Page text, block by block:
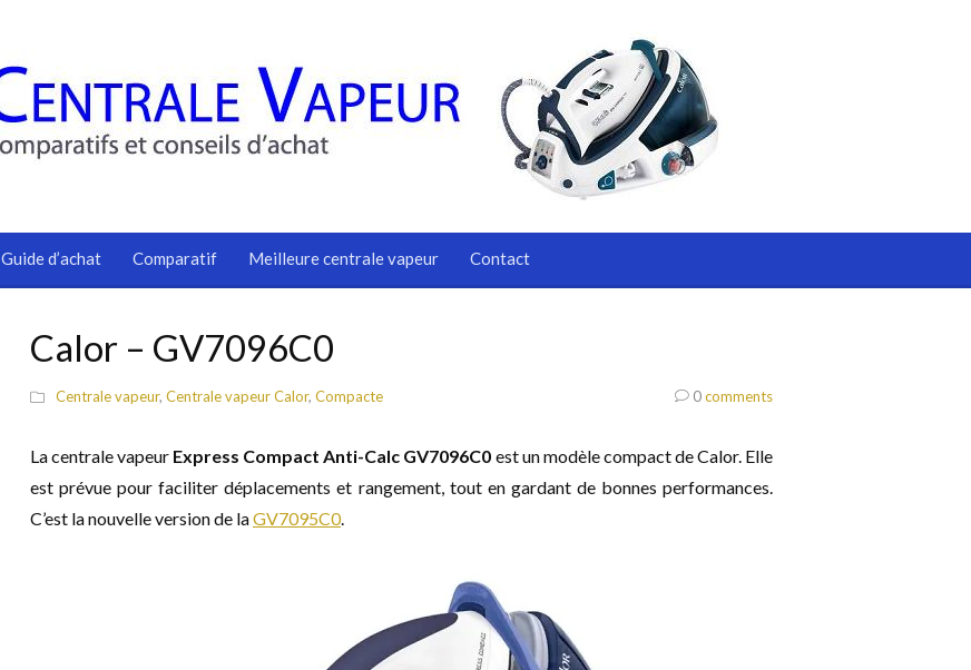
Guide d’achat Comparatif Meilleure centrale vapeur Contact
Calor – GV7096C0
Centrale vapeur, Centrale vapeur Calor, Compacte 0comments
La centrale vapeur Express Compact Anti-Calc GV7096C0 est un modèle compact de Calor. Elle
est prévue pour faciliter déplacements et rangement, tout en gardant de bonnes performances.
C’est la nouvelle version de laGV7095C0.